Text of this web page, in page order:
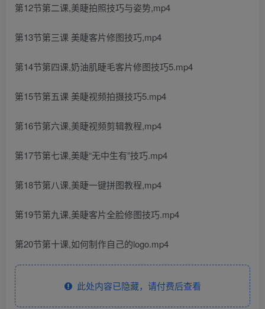
第12节第二课,美睫拍照技巧与姿势,mp4
第13节第三课 美睫客片修图技巧,mp4
第14节第四课,奶油肌睫毛客片修图技巧5.mp4
第15节第五课 美睫视频拍摄技巧5.mp4
第16节第六课,美睫视频剪辑教程,mp4
第17节第七课,美睫“无中生有”技巧.mp4
第18节第八课,美睫一键拼图教程,mp4
第19节第九课,美睫客片全脸修图技巧.mp4
第20节第十课,如何制作自己的logo.mp4
此处内容已隐藏，请付费后查看